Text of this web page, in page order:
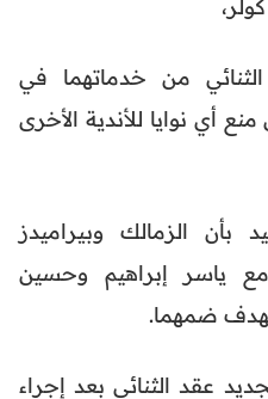
من خدماتهما في
أي نوايا للأندية الأخرى
بأن الزمالك وبيراميدز
ياسر إبراهيم وحسين
بهدف ضمهما.
عقد الثنائي بعد إجراء